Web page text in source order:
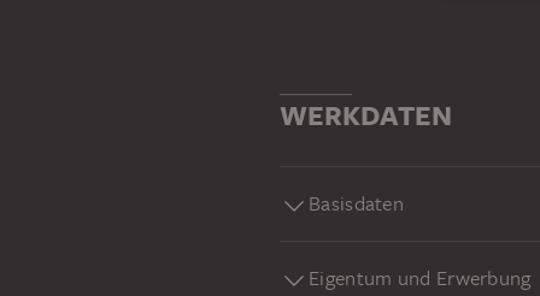
WERKDATEN
Basisdaten
Eigentum und Erwerbung